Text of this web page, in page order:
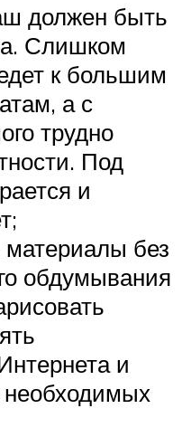
должен быть
Слишком
к большим
а с
трудно
Под
и
материалы без
обдумывания
и
необходимых